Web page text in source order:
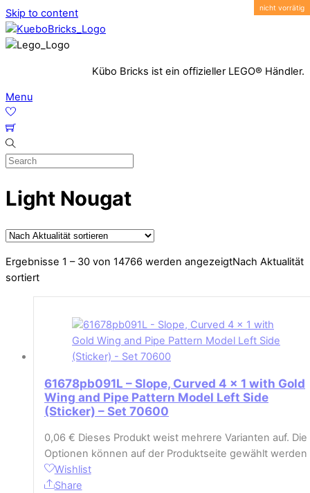
Skip to content
Kübo Bricks ist ein offizieller LEGO® Händler.
Menu
Light Nougat
Ergebnisse 1 – 30 von 14766 werden angezeigtNach Aktualität
sortiert
61678pb091L – Slope, Curved 4 x 1 with Gold
Wing and Pipe Pattern Model Left Side
(Sticker) – Set 70600
0,06 € Dieses Produkt weist mehrere Varianten auf. Die
Optionen können auf der Produktseite gewählt werden
Wishlist
Share